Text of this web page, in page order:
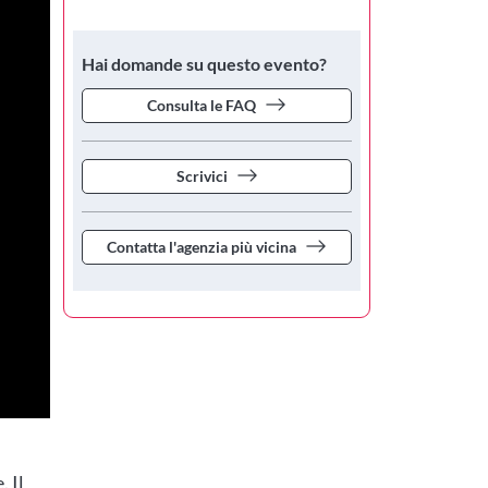
Hai domande su questo evento?
Consulta le FAQ
Scrivici
Contatta l'agenzia più vicina
Il